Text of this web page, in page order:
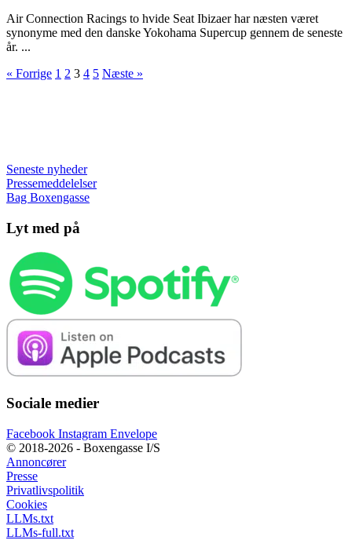
Air Connection Racings to hvide Seat Ibizaer har næsten været
synonyme med den danske Yokohama Supercup gennem de seneste
år. ...
« Forrige 1 2 3 4 5 Næste »
Seneste nyheder
Pressemeddelelser
Bag Boxengasse
Lyt med på
Sociale medier
Facebook Instagram Envelope
© 2018-2026 - Boxengasse I/S
Annoncører
Presse
Privatlivspolitik
Cookies
LLMs.txt
LLMs-full.txt